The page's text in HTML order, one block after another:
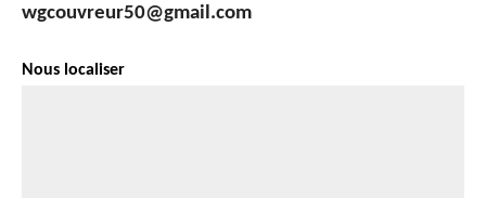
wgcouvreur50@gmail.com
Nous localiser